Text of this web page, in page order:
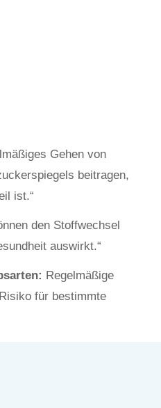
Gehen von
beitragen,
ist.“
den Stoffwechsel
auswirkt.“
Regelmäßige
für bestimmte